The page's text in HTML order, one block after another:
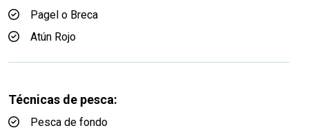
Pagel o Breca
Atún Rojo
Técnicas de pesca:
Pesca de fondo